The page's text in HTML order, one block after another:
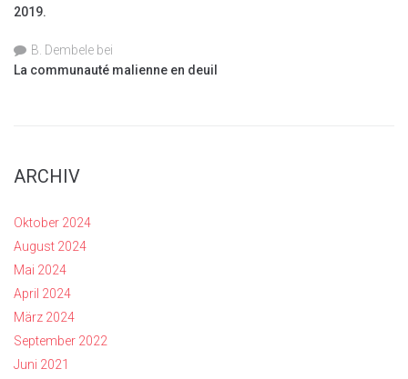
2019.
B. Dembele bei
La communauté malienne en deuil
ARCHIV
Oktober 2024
August 2024
Mai 2024
April 2024
März 2024
September 2022
Juni 2021